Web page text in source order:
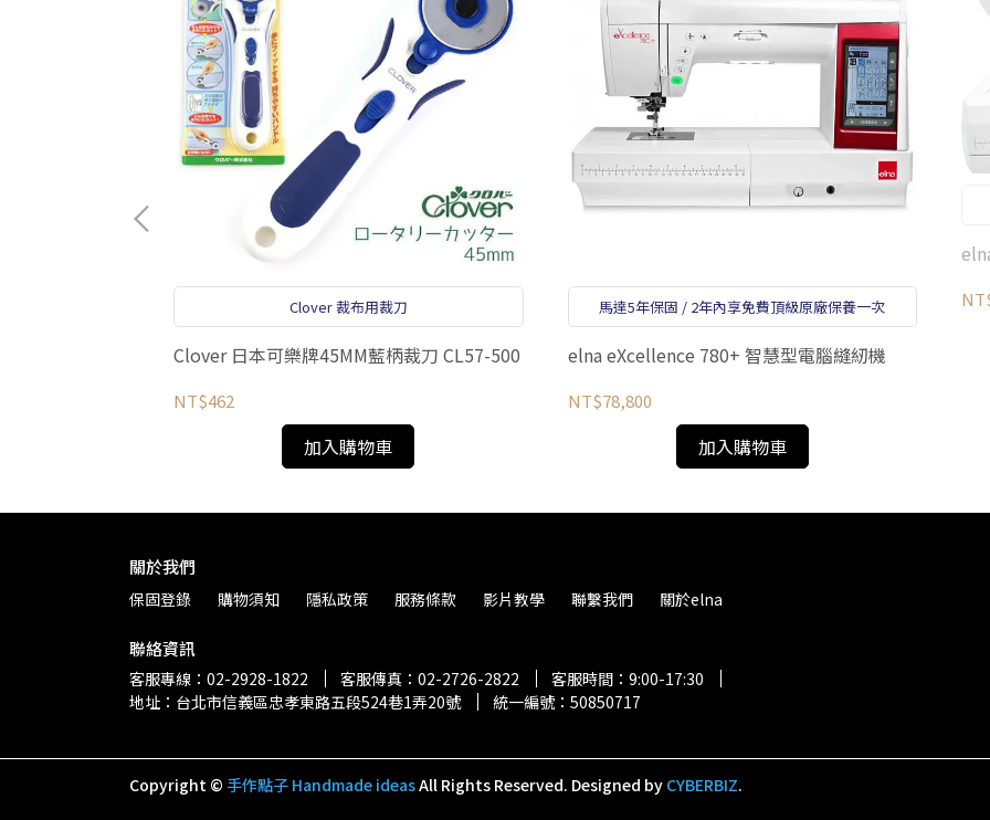
Clover 裁布用裁刀
Clover 日本可樂牌45MM藍柄裁刀 CL57-500
NT$462
加入購物車
馬達5年保固 / 2年內享免費頂級原廠保養一次
elna eXcellence 780+ 智慧型電腦縫紉機
NT$78,800
加入購物車
關於我們
保固登錄 購物須知 隱私政策 服務條款 影片教學 聯繫我們 關於elna
聯絡資訊
客服專線：02-2928-1822 客服傳真：02-2726-2822
客服時間：9:00-17:30
地址：台北市信義區忠孝東路五段524巷1弄20號
統一編號：50850717
Copyright © 手作點子 Handmade ideasAll Rights Reserved. Designed by CYBERBIZ.